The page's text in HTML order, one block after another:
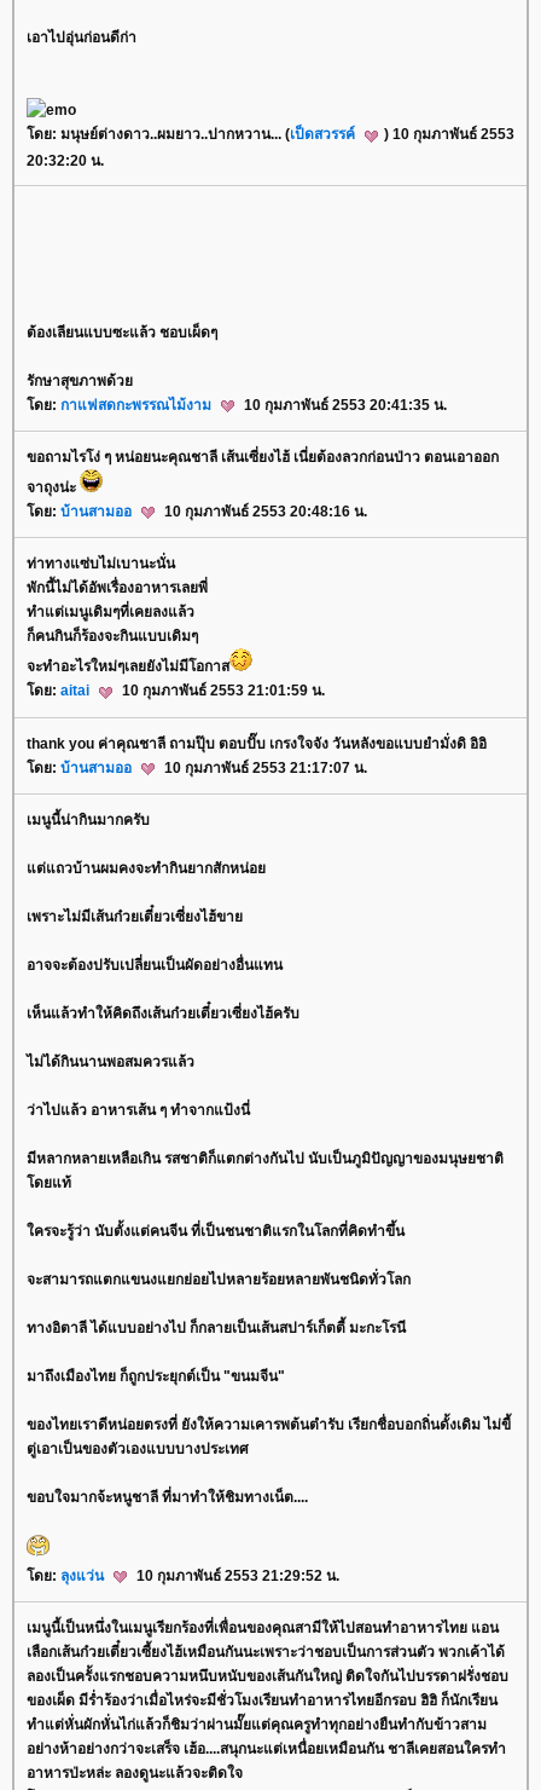
เอาไปอุ่นก่อนดีก่า
ดย: มนุษย์ต่างดาว..ผมยาว..ปากหวาน... (เป็ดสวรรค์
) 10 กุมภาพันธ์ 2553
20:32:20 น.
ต้องเลียนแบบซะแล้ว ชอบเผ็ดๆ
รักษาสุขภาพด้ว
ดย: กาแฟสดกะพรรณไม้งาม 10 กุมภาพันธ์ 2553 20:41:35 น.
ขอถามไรโง่ ๆ หน่อยนะคุณชาลี เส้นเซี่ยงไฮ้ เนี่ยต้องลวกก่อนป่าว ตอนเอาออก
จาถุงน่ะ
ดย: บ้านสามออ 10 กุมภาพันธ์ 2553 20:48:16 น.
ท่าทางแซ่บไม่เบานะนั่น
พักนี้ไม่ได้อัพเรื่องอาหารเลยพี่
ทำแต่เมนูเดิมๆที่เคยลงแล้ว
ก็คนกินก็ร้องจะกินแบบเดิมๆ
จะทำอะไรใหม่ๆเลยยังไม่มีโอกาส
ดย: aitai 10 กุมภาพันธ์ 2553 21:01:59 น.
thank you ค่าคุณชาลี ถามปุ๊บ ตอบปั๊บ เกรงใจจัง วันหลังขอแบบยำมั่งดิ อิอิ
ดย: บ้านสามออ 10 กุมภาพันธ์ 2553 21:17:07 น.
เมนูนี้น่ากินมากครับ
ต่แถวบ้านผมคงจะทำกินยากสักหน่อ
เพราะไม่มีเส้นก๋วยเตี๋ยวเซี่ยงไฮ้ขา
อาจจะต้องปรับเปลี่ยนเป็นผัดอย่างอื่นแทน
เห็นแล้วทำให้คิดถึงเส้นก๋วยเตี๋ยวเซี่ยงไฮ้ครับ
ไม่ได้กินนานพอสมควรแล้ว
ว่าไปแล้ว อาหารเส้น ๆ ทำจากแป้งนี่
มีหลากหลายเหลือเกิน รสชาติก็แตกต่างกันไป นับเป็นภูมิปัญญาของมนุษยชาติ
ดยแท้
ครจะรู้ว่า นับตั้งแต่คนจีน ที่เป็นชนชาติแรกในโลกที่คิดทำขึ้น
จะสามารถแตกแขนงแยกย่อยไปหลายร้อยหลายพันชนิดทั่วโลก
ทางอิตาลี ได้แบบอย่างไป ก็กลายเป็นเส้นสปาร์เก็ตตี้ มะกะโรนี
มาถึงเมืองไทย ก็ถูกประยุกต์เป็น "ขนมจีน"
ของไทยเราดีหน่อยตรงที่ ยังให้ความเคารพต้นตำรับ เรียกชื่อบอกถิ่นดั้งเดิม ไม่ขี้
ตู่เอาเป็นของตัวเองแบบบางประเทศ
ขอบใจมากจ้ะหนูชาลี ที่มาทำให้ชิมทางเน็ต....
ดย: ลุงแว่น 10 กุมภาพันธ์ 2553 21:29:52 น.
เมนูนี้เป็นหนึ่งในเมนูเรียกร้องที่เพื่อนของคุณสามีให้ไปสอนทำอาหารไทย แอน
เลือกเส้นก๋วยเตี๋ยวเซี้ยงไฮ้เหมือนกันนะเพราะว่าชอบเป็นการส่วนตัว พวกเค้าได้
ลองเป็นครั้งแรกชอบความหนึบหนับของเส้นกันใหญ่ ติดใจกันไปบรรดาฝรั่งชอบ
ของเผ็ด มีร่ำร้องว่าเมื่อไหร่จะมีชั่วโมงเรียนทำอาหารไทยอีกรอบ ฮิฮิ ก็นักเรียน
ทำแต่หั่นผักหั่นไก่แล้วก็ชิมว่าผ่านมั๊ยแต่คุณครูทำทุกอย่างยืนทำกับข้าวสาม
อย่างห้าอย่างกว่าจะเสร็จ เฮ้อ....สนุกนะแต่เหนื่อยเหมือนกัน ชาลีเคยสอนใครทำ
อาหารป่ะหล่ะ ลองดูนะแล้วจะติดใจ